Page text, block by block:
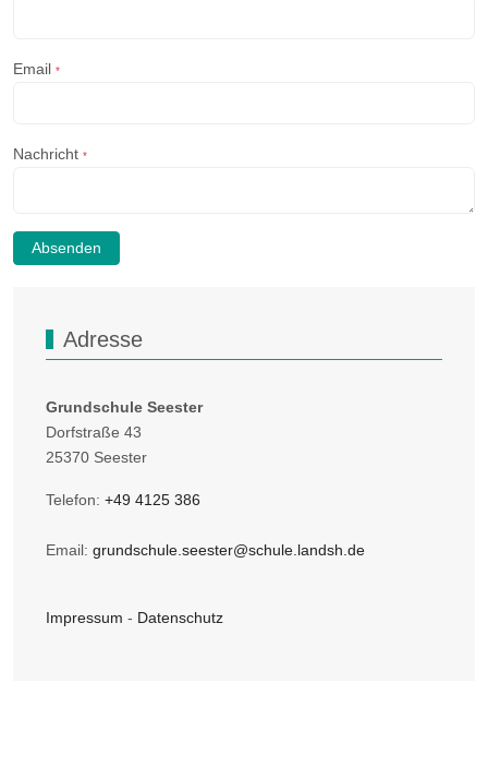
Email *
Nachricht *
Absenden
Adresse
Grundschule Seester
Dorfstraße 43
25370 Seester
Telefon: +49 4125 386
Email: grundschule.seester@schule.landsh.de
Impressum - Datenschutz